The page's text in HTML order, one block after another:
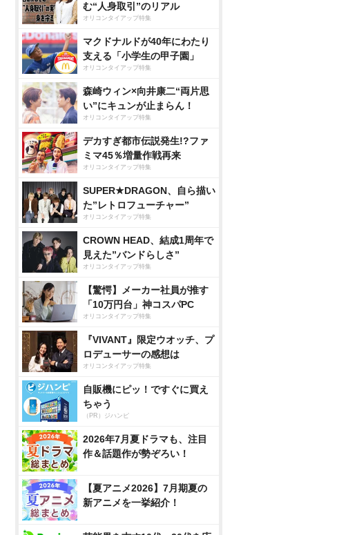
む“人身取引”のリアル
オリコンタイアップ特集
マクドナルドが40年にわたり
支える「小学生の甲子園」
オリコンタイアップ特集
森崎ウィン×向井康二“両片思
い”にキュンが止まらん！
オリコンタイアップ特集
デカすぎ都市伝説発生!?ファ
ミマ45％増量作戦再来
オリコンタイアップ特集
SUPER★DRAGON、自ら描い
た”レトロフューチャー”
オリコンタイアップ特集
CROWN HEAD、結成1周年で
見えた”バンドらしさ”
オリコンタイアップ特集
【驚愕】メーカー社員が推す
「10万円台」神コスパPC
オリコンタイアップ特集
『VIVANT』限定ウオッチ、プ
ロデューサーの感想は
オリコンタイアップ特集
自販機にピッ！ですぐに買え
ちゃう
（PR）ジハンピ
2026年7月夏ドラマも、注目
作＆話題作が勢ぞろい！
【夏アニメ2026】7月期夏の
新アニメを一挙紹介！